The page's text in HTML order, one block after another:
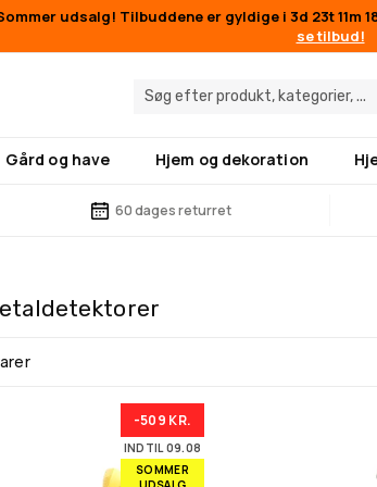
udsalg! Tilbuddene er gyldige i 3d 23t 11m
se tilbud!
Gård og have Hjem og dekoration
60 dages returret
-509 KR.
INDTIL 09.08
SOMMER